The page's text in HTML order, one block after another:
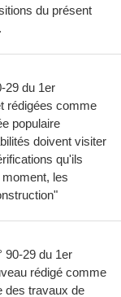
du présent
29 du 1er
rédigées comme
populaire
doivent visiter
qu'ils
les
90-29 du 1er
rédigé comme
des travaux de